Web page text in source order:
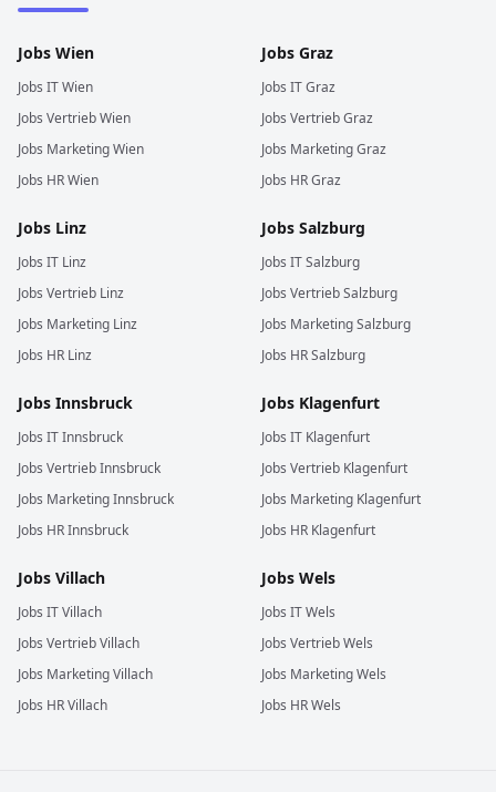
Jobs Wien
Jobs ITWien
Jobs VertriebWien
Jobs MarketingWien
Jobs HRWien
Jobs Graz
Jobs ITGraz
Jobs VertriebGraz
Jobs MarketingGraz
Jobs HRGraz
Jobs Linz
Jobs IT Linz
Jobs Vertrieb Linz
Jobs Marketing Linz
Jobs HR Linz
Jobs Salzburg
Jobs ITSalzburg
Jobs VertriebSalzburg
Jobs MarketingSalzburg
Jobs HRSalzburg
Jobs Innsbruck
Jobs ITInnsbruck
Jobs VertriebInnsbruck
Jobs MarketingInnsbruck
Jobs HRInnsbruck
Jobs Klagenfurt
Jobs IT Klagenfurt
Jobs Vertrieb Klagenfurt
Jobs Marketing Klagenfurt
Jobs HR Klagenfurt
Jobs Villach
Jobs ITVillach
Jobs VertriebVillach
Jobs MarketingVillach
Jobs HRVillach
Jobs Wels
Jobs ITWels
Jobs VertriebWels
Jobs MarketingWels
Jobs HRWels